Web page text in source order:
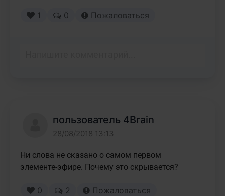
1 0 Пожаловаться
пользователь 4Brain
28/08/2018 13:13
Ни слова не сказано о самом первом
элементе-эфире. Почему это скрывается?
0 2 Пожаловаться